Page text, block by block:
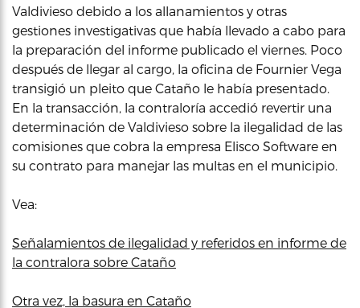
Valdivieso debido a los allanamientos y otras
gestiones investigativas que había llevado a cabo para
la preparación del informe publicado el viernes. Poco
después de llegar al cargo, la oficina de Fournier Vega
transigió un pleito que Cataño le había presentado.
En la transacción, la contraloría accedió revertir una
determinación de Valdivieso sobre la ilegalidad de las
comisiones que cobra la empresa Elisco Software en
su contrato para manejar las multas en el municipio.
Vea:
Señalamientos de ilegalidad y referidos en informe de
la contralora sobre Cataño
Otra vez, la basura en Cataño